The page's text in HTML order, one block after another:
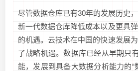
尽管数据仓库已有30年的发展历史
新一代数据仓库降低成本以及更具
的机遇。云技术在中国的快速发展
了战略机遇。数据库已经从早期只
能，发展到具备大数据分析能力的“